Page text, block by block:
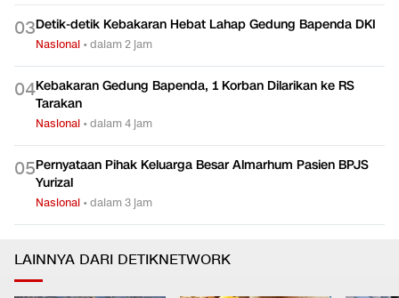
03Detik-detik Kebakaran Hebat Lahap Gedung Bapenda DKI
Nasional •dalam 2 jam
04Kebakaran Gedung Bapenda, 1 Korban Dilarikan ke RS
Tarakan
Nasional •dalam 4 jam
05Pernyataan Pihak Keluarga Besar Almarhum Pasien BPJS
Yurizal
Nasional •dalam 3 jam
LAINNYA DARI DETIKNETWORK